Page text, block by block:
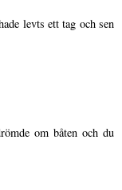
levts ett tag och sen
om båten och du